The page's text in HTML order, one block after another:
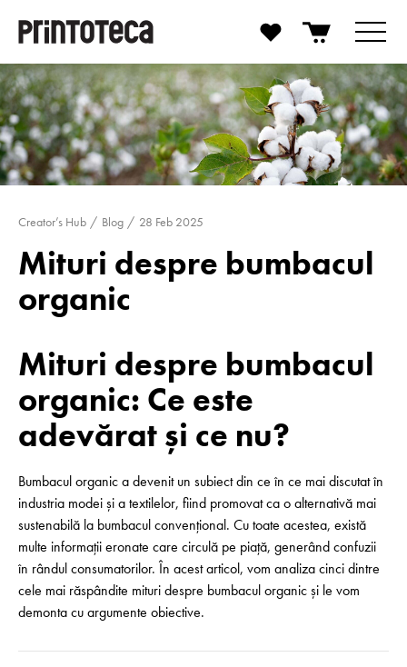
Creator’s Hub Blog 28 Feb 2025
Mituri despre bumbacul
organic
Mituri despre bumbacul
organic: Ce este
adevărat și ce nu?
Bumbacul organic a devenit un subiect din ce în ce mai discutat în
industria modei și a textilelor, fiind promovat ca o alternativă mai
sustenabilă la bumbacul convențional. Cu toate acestea, există
multe informații eronate care circulă pe piață, generând confuzii
în rândul consumatorilor. În acest articol, vom analiza cinci dintre
cele mai răspândite mituri despre bumbacul organic și le vom
demonta cu argumente obiective.